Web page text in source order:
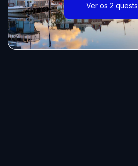
Ver os 2 quests